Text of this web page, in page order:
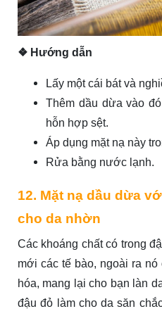
❖ Hướng dẫn
Lấy một cái bát và
Thêm dầu dừa vào
hỗn hợp sệt.
Áp dụng mặt nạ này
Rửa bằng nước lạnh.
12. Mặt nạ dầu dừa
cho da nhờn
Các khoáng chất có trong
mới các tế bào, ngoài ra
hóa, mang lại cho bạn làn
đậu đỏ làm cho da săn